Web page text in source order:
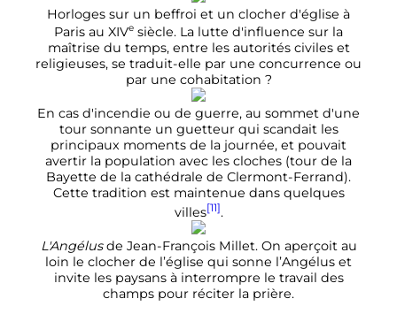
Horloges sur un beffroi et un clocher d'église à
Paris au XIVe siècle. La lutte d'influence sur la
maîtrise du temps, entre les autorités civiles et
religieuses, se traduit-elle par une concurrence ou
par une cohabitation ?
En cas d'incendie ou de guerre, au sommet d'une
tour sonnante un guetteur qui scandait les
principaux moments de la journée, et pouvait
avertir la population avec les cloches (tour de la
Bayette de la cathédrale de Clermont-Ferrand).
Cette tradition est maintenue dans quelques
villes[11].
L'Angélusde Jean-François Millet. On aperçoit au
loin le clocher de l’église qui sonne l’Angélus et
invite les paysans à interrompre le travail des
champs pour réciter la prière.